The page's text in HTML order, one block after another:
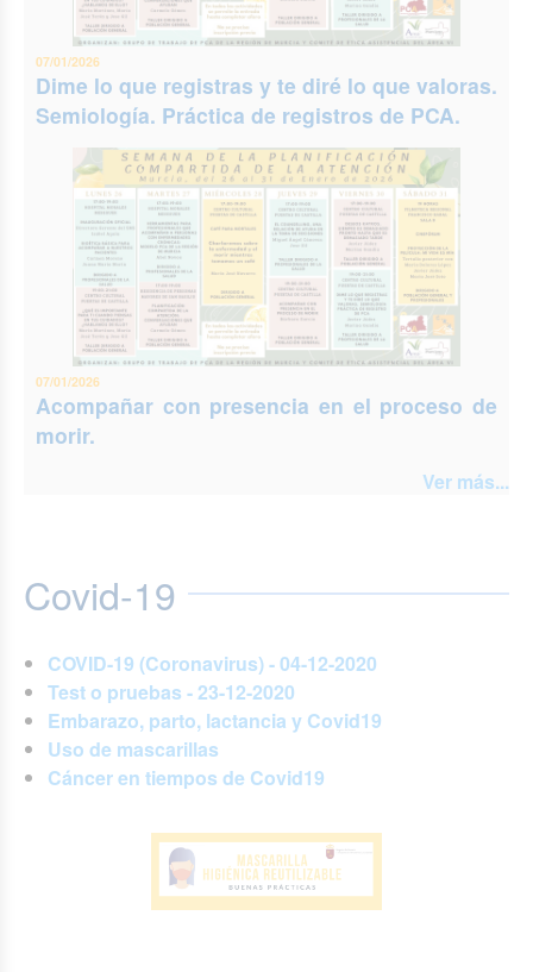
07/01/2026
Dime lo que registras y te diré lo que valoras.
Semiología. Práctica de registros de PCA.
07/01/2026
Acompañar con presencia en el proceso de
morir.
Ver más...
Covid-19
COVID-19 (Coronavirus) - 04-12-2020
Test o pruebas - 23-12-2020
Embarazo, parto, lactancia y Covid19
Uso de mascarillas
Cáncer en tiempos de Covid19